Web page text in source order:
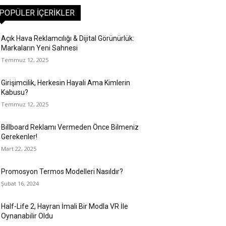
İÇERIKLER
Açık Hava Reklamcılığı & Dijital Görünürlük:
Markaların Yeni Sahnesi
Temmuz 12, 2025
Girişimcilik, Herkesin Hayali Ama Kimlerin
Kabusu?
Temmuz 12, 2025
Billboard Reklamı Vermeden Önce Bilmeniz
Gerekenler!
Mart 22, 2025
Promosyon Termos Modelleri Nasıldır?
Şubat 16, 2024
Half-Life 2, Hayran İmali Bir Modla VR İle
Oynanabilir Oldu